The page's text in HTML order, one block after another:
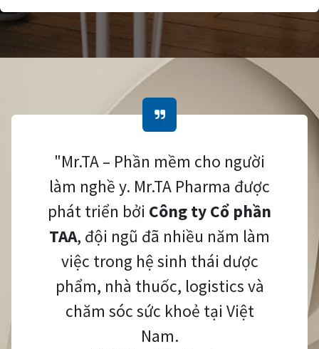
"Mr.TA – Phần mềm cho người
làm nghề y. Mr.TA Pharma được
phát triển bởi Công ty Cổ phần
TAA, đội ngũ đã nhiều năm làm
việc trong hệ sinh thái dược
phẩm, nhà thuốc, logistics và
chăm sóc sức khoẻ tại Việt
Nam.